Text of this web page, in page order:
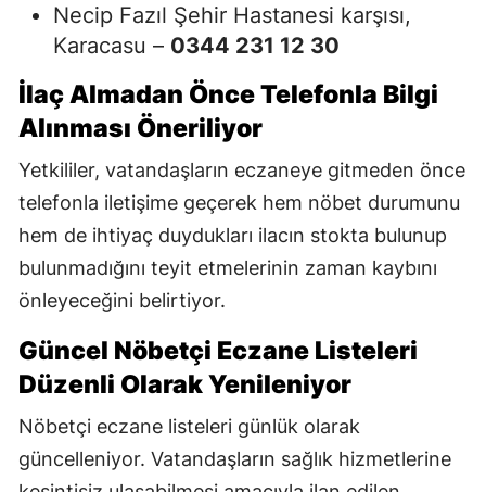
Necip Fazıl Şehir Hastanesi karşısı,
Karacasu – 0344 231 12 30
İlaç Almadan Önce Telefonla Bilgi
Alınması Öneriliyor
Yetkililer, vatandaşların eczaneye gitmeden önce
telefonla iletişime geçerek hem nöbet durumunu
hem de ihtiyaç duydukları ilacın stokta bulunup
bulunmadığını teyit etmelerinin zaman kaybını
önleyeceğini belirtiyor.
Güncel Nöbetçi Eczane Listeleri
Düzenli Olarak Yenileniyor
Nöbetçi eczane listeleri günlük olarak
güncelleniyor. Vatandaşların sağlık hizmetlerine